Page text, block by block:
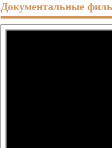
Документальные